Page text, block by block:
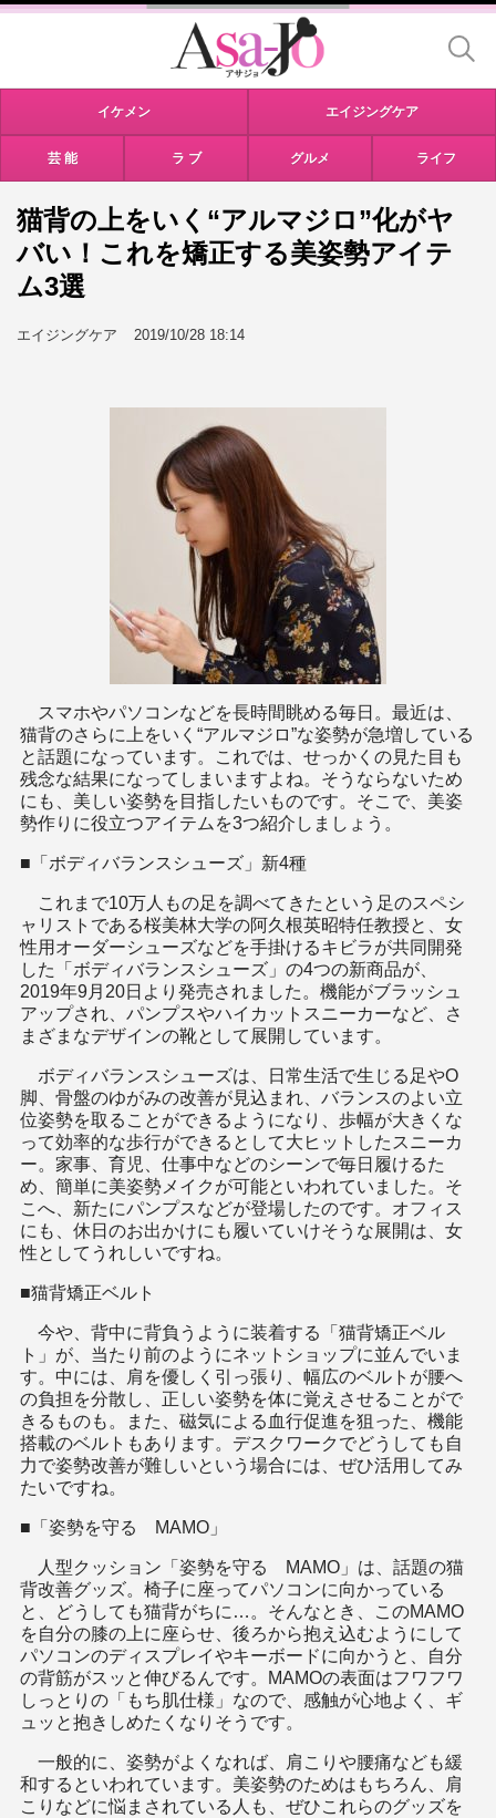
イケメン エイジングケア
芸 能 ラ ブ グルメ ライフ
猫背の上をいく“アルマジロ”化がヤ
バい！これを矯正する美姿勢アイテ
ム3選
エイジングケア 2019/10/28 18:14
スマホやパソコンなどを長時間眺める毎日。最近は、
猫背のさらに上をいく“アルマジロ”な姿勢が急増している
と話題になっています。これでは、せっかくの見た目も
残念な結果になってしまいますよね。そうならないため
にも、美しい姿勢を目指したいものです。そこで、美姿
勢作りに役立つアイテムを3つ紹介しましょう。
■「ボディバランスシューズ」新4種
これまで10万人もの足を調べてきたという足のスペシ
ャリストである桜美林大学の阿久根英昭特任教授と、女
性用オーダーシューズなどを手掛けるキビラが共同開発
した「ボディバランスシューズ」の4つの新商品が、
2019年9月20日より発売されました。機能がブラッシュ
アップされ、パンプスやハイカットスニーカーなど、さ
まざまなデザインの靴として展開しています。
ボディバランスシューズは、日常生活で生じる足やO
脚、骨盤のゆがみの改善が見込まれ、バランスのよい立
位姿勢を取ることができるようになり、歩幅が大きくな
って効率的な歩行ができるとして大ヒットしたスニーカ
ー。家事、育児、仕事中などのシーンで毎日履けるた
め、簡単に美姿勢メイクが可能といわれていました。そ
こへ、新たにパンプスなどが登場したのです。オフィス
にも、休日のお出かけにも履いていけそうな展開は、女
性としてうれしいですね。
■猫背矯正ベルト
今や、背中に背負うように装着する「猫背矯正ベル
ト」が、当たり前のようにネットショップに並んでいま
す。中には、肩を優しく引っ張り、幅広のベルトが腰へ
の負担を分散し、正しい姿勢を体に覚えさせることがで
きるものも。また、磁気による血行促進を狙った、機能
搭載のベルトもあります。デスクワークでどうしても自
力で姿勢改善が難しいという場合には、ぜひ活用してみ
たいですね。
■「姿勢を守る MAMO」
人型クッション「姿勢を守る MAMO」は、話題の猫
背改善グッズ。椅子に座ってパソコンに向かっている
と、どうしても猫背がちに…。そんなとき、このMAMO
を自分の膝の上に座らせ、後ろから抱え込むようにして
パソコンのディスプレイやキーボードに向かうと、自分
の背筋がスッと伸びるんです。MAMOの表面はフワフワ
しっとりの「もち肌仕様」なので、感触が心地よく、ギ
ュッと抱きしめたくなりそうです。
一般的に、姿勢がよくなれば、肩こりや腰痛なども緩
和するといわれています。美姿勢のためはもちろん、肩
こりなどに悩まされている人も、ぜひこれらのグッズを